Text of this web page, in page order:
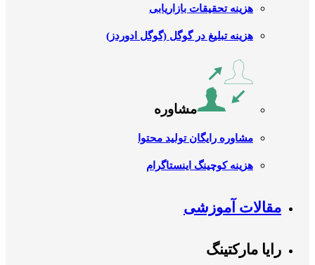
هزینه تحقیقات بازاریابی
هزینه تبلیغ در گوگل (گوگل ادوردز)
مشاوره
مشاوره رایگان تولید محتوا
هزینه کوچینگ اینستاگرام
مقالات آموزشی
رایا مارکتینگ